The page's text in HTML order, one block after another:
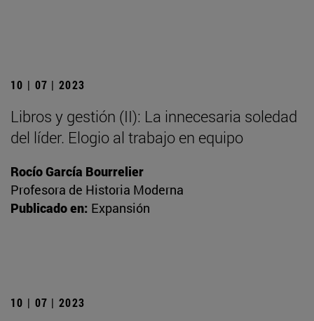
10 | 07 | 2023
Libros y gestión (II): La innecesaria soledad
del líder. Elogio al trabajo en equipo
Rocío García Bourrelier
Profesora de Historia Moderna
Publicado en: Expansión
10 | 07 | 2023